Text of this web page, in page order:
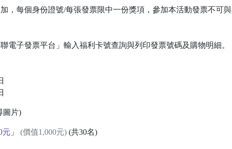
，每個身份證號/每張發票限中一份獎項，參加本活動發票不可
電子發票平台」輸入福利卡號查詢與列印發票號碼及購物明細。
圖片)
元 」 (價值1,000元)(共30名)